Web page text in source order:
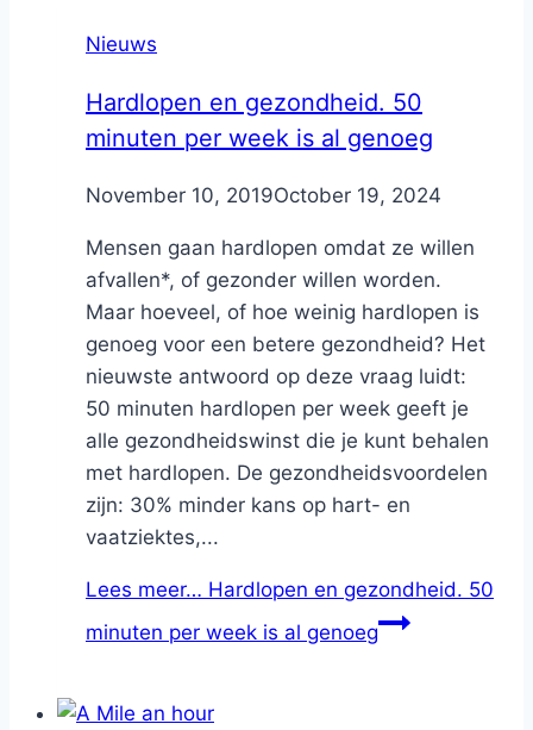
Nieuws
Hardlopen en gezondheid. 50
minuten per week is al genoeg
ByNicole
November 10, 2019October 19, 2024
Mensen gaan hardlopen omdat ze willen
afvallen*, of gezonder willen worden.
Maar hoeveel, of hoe weinig hardlopen is
genoeg voor een betere gezondheid? Het
nieuwste antwoord op deze vraag luidt:
50 minuten hardlopen per week geeft je
alle gezondheidswinst die je kunt behalen
met hardlopen. De gezondheidsvoordelen
zijn: 30% minder kans op hart- en
vaatziektes,...
Lees meer… Hardlopen en gezondheid. 50
minuten per week is al genoeg